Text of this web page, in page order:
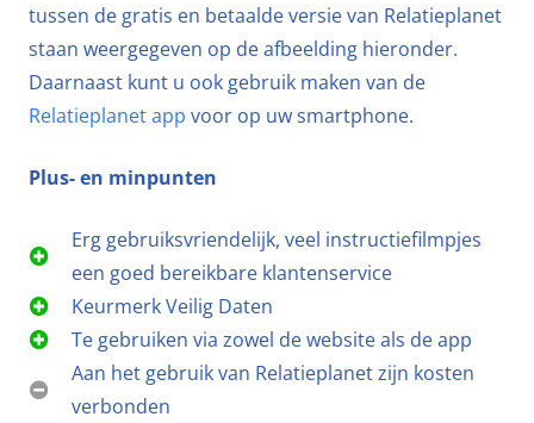
tussen de gratis en betaalde versie van Relatieplanet
staan weergegeven op de afbeelding hieronder.
Daarnaast kunt u ook gebruik maken van de
Relatieplanet app voor op uw smartphone.
Plus- en minpunten
Erg gebruiksvriendelijk, veel instructiefilmpjes
een goed bereikbare klantenservice
Keurmerk Veilig Daten
Te gebruiken via zowel de website als de app
Aan het gebruik van Relatieplanet zijn kosten
verbonden